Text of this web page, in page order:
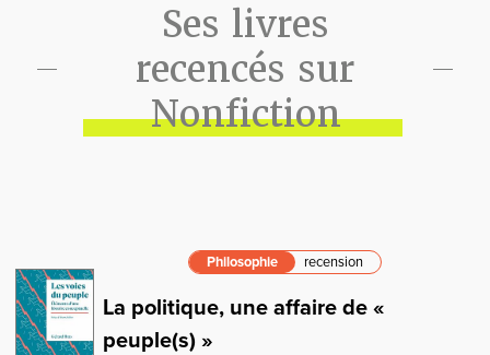
Ses livres
recencés sur
Nonfiction
Philosophie recension
La politique, une affaire de «
peuple(s) »